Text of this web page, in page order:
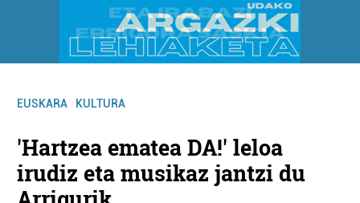
EUSKARA KULTURA
'Hartzea ematea DA!' leloa
irudiz eta musikaz jantzi du